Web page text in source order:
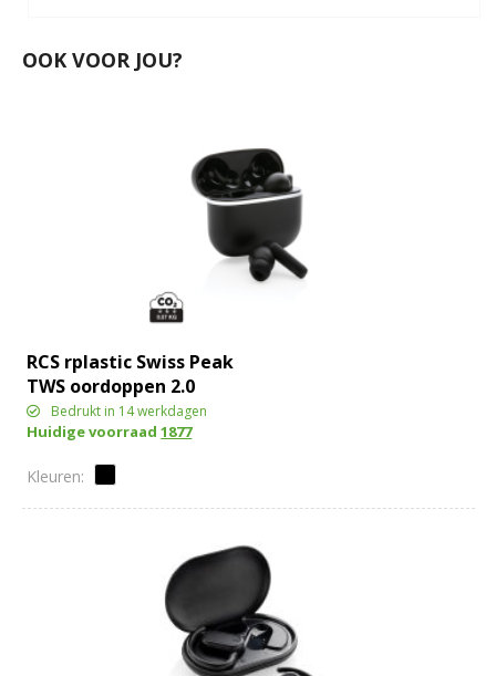
OOK VOOR JOU?
RCS rplastic Swiss Peak
TWS oordoppen 2.0
Bedrukt in 14 werkdagen
Huidige voorraad1877